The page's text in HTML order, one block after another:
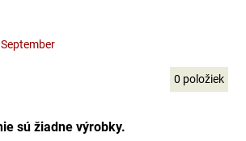
September
0 položiek